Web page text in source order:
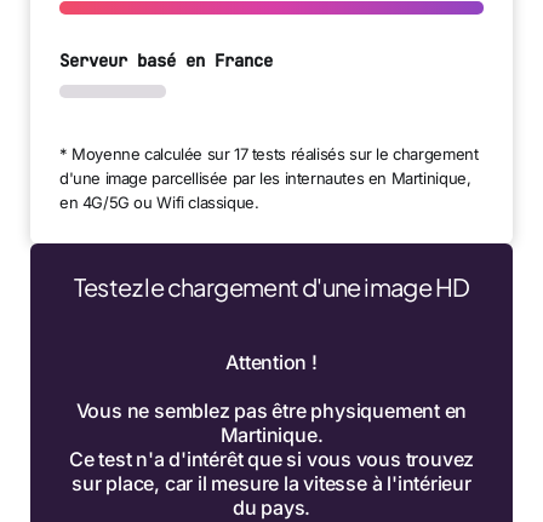
Serveur basé en France
* Moyenne calculée sur 17 tests réalisés sur le chargement
d'une image parcellisée par les internautes en Martinique,
en 4G/5G ou Wifi classique.
Testez le chargement d'une image HD
Attention !
Vous ne semblez pas être physiquement en
Martinique.
Ce test n'a d'intérêt que si vous vous trouvez
sur place, car il mesure la vitesse à l'intérieur
du pays.